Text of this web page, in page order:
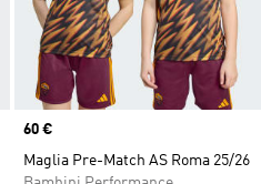
Price
60 €
Maglia Pre-Match AS Roma 25/26